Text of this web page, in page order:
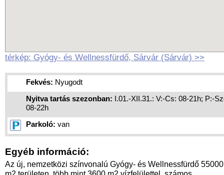
térkép: Gyógy- és Wellnessfürdő, Sárvár (Sárvár) >>
Fekvés: Nyugodt
Nyitva tartás szezonban:
I.01.-XII.31.: V:-Cs: 08-21h; P:-
08-22h
Parkoló: van
Egyéb információ:
Az új, nemzetközi színvonalú Gyógy- és Wellnessfürdő 55000